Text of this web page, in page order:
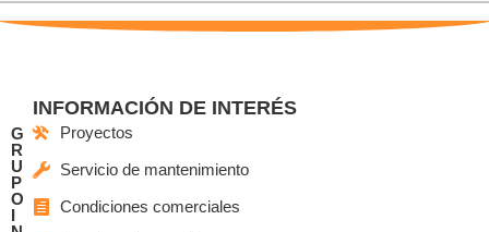
G
R
U
P
O
I
INFORMACIÓN DE INTERÉS
Proyectos
Servicio de mantenimiento
Condiciones comerciales